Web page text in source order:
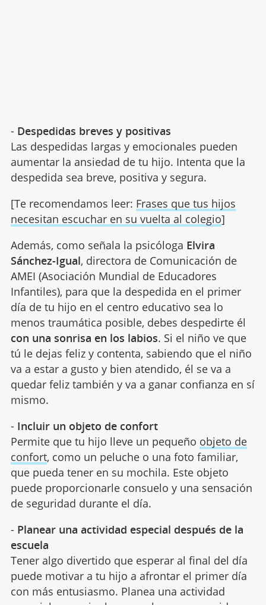
- Despedidas breves y positivas
Las despedidas largas y emocionales pueden
aumentar la ansiedad de tu hijo. Intenta que la
despedida sea breve, positiva y segura.
[Te recomendamos leer: Frases que tus hijos
necesitan escuchar en su vuelta al colegio]
Además, como señala la psicóloga Elvira
Sánchez-Igual, directora de Comunicación de
AMEI (Asociación Mundial de Educadores
Infantiles), para que la despedida en el primer
día de tu hijo en el centro educativo sea lo
menos traumática posible, debes despedirte él
con una sonrisa en los labios. Si el niño ve que
tú le dejas feliz y contenta, sabiendo que el niño
va a estar a gusto y bien atendido, él se va a
quedar feliz también y va a ganar confianza en sí
mismo.
- Incluir un objeto de confort
Permite que tu hijo lleve un pequeño objeto de
confort, como un peluche o una foto familiar,
que pueda tener en su mochila. Este objeto
puede proporcionarle consuelo y una sensación
de seguridad durante el día.
- Planear una actividad especial después de la
escuela
Tener algo divertido que esperar al final del día
puede motivar a tu hijo a afrontar el primer día
con más entusiasmo. Planea una actividad